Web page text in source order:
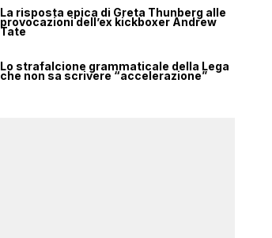
La risposta epica di Greta Thunberg alle
provocazioni dell’ex kickboxer Andrew
Tate
Lo strafalcione grammaticale della Lega
che non sa scrivere “accelerazione”